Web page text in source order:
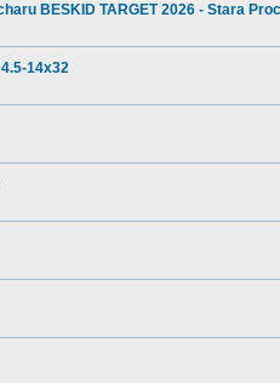
BESKID TARGET 2026 - Stara
14x32